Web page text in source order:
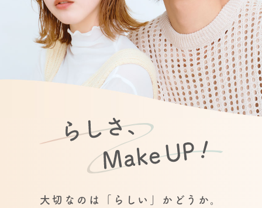
大切なのは「らしい」かどうか。